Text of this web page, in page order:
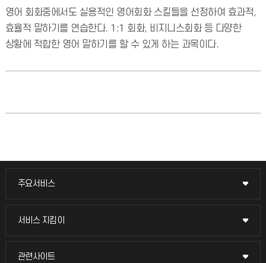
영어 회화중에서도 실용적인 영어회화 스킬들을 선정하여 효과적,
효율적 말하기를 연습한다. 1:1 회화, 비지니스회화 등 다양한
상황에 적합한 영어 말하기를 할 수 있게 하는 과목이다.
주요서비스
주요서비스
교무회의방송
서비스 지킴이
서비스 지킴이
묻고 답하기
관련사이트
관련사이트